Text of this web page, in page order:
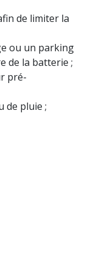
de limiter la
ou un parking
de la batterie ;
pré-
de pluie ;